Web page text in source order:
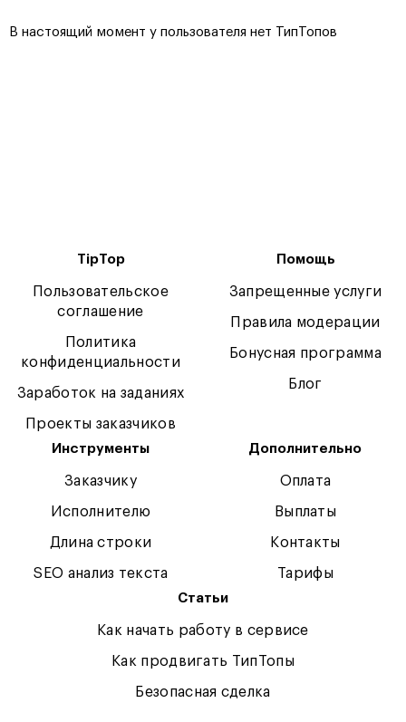
В настоящий момент у пользователя нет ТипТопов
TipTop
Пользовательское
соглашение
Политика
конфиденциальности
Заработок на заданиях
Проекты заказчиков
Помощь
Запрещенные услуги
Правила модерации
Бонусная программа
Блог
Инструменты
Заказчику
Исполнителю
Длина строки
SEO анализ текста
Дополнительно
Оплата
Выплаты
Контакты
Тарифы
Статьи
Как начать работу в сервисе
Как продвигать ТипТопы
Безопасная сделка